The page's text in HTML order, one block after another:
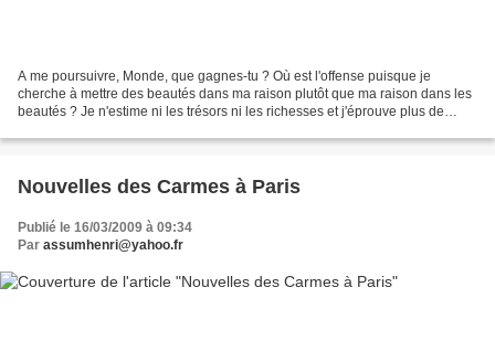
A me poursuivre, Monde, que gagnes-tu ? Où est l'offense puisque je
cherche à mettre des beautés dans ma raison plutôt que ma raison dans les
beautés ? Je n'estime ni les trésors ni les richesses et j'éprouve plus de
Nouvelles des Carmes à Paris
Publié le 16/03/2009 à 09:34
Par assumhenri@yahoo.fr